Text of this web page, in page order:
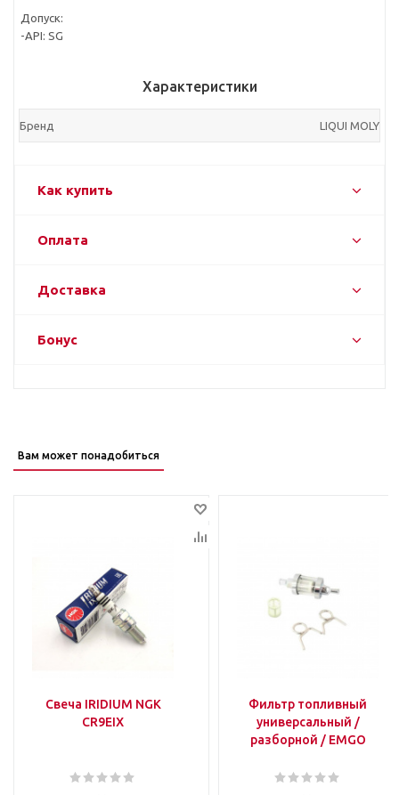
Допуск:
-API: SG
Характеристики
Бренд LIQUI MOLY
Как купить
Оплата
Доставка
Бонус
Вам может понадобиться
Свеча IRIDIUM NGK
CR9ЕIX
Фильтр топливный
универсальный /
разборной / EMGO